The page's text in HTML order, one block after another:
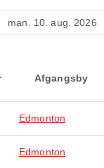
man. 10. aug. 2026
Afgangsby
Edmonton
Edmonton